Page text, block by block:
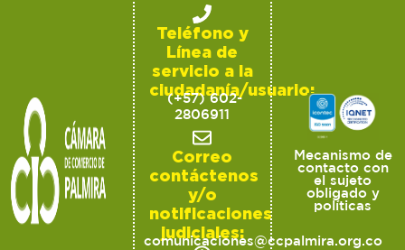
Teléfono y
Línea de
servicio a la
ciudadanía/usuario:
(+57) 602-
2806911
Correo
contáctenos
y/o
notificaciones
judiciales:
comunicaciones@ccpalmira.org.co
Mecanismo de
contacto con
el sujeto
obligado y
políticas